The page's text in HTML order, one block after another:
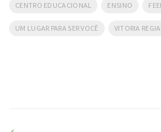
CENTRO EDUCACIONAL ENSINO
UM LUGAR PARA SER VOCÊ VITORIA REGIA